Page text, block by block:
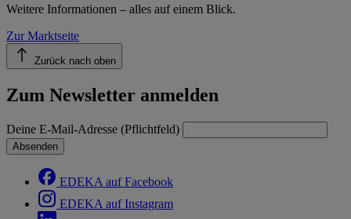
Weitere Informationen – alles auf einem Blick.
Zur Marktseite
Zurück nach oben
Zum Newsletter anmelden
Deine E-Mail-Adresse (Pflichtfeld)
Absenden
EDEKA auf Facebook
EDEKA auf Instagram